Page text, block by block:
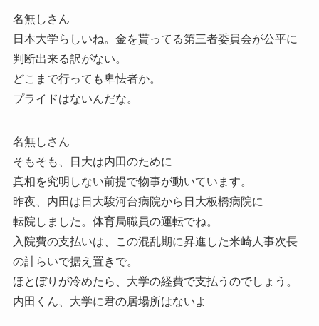
名無しさん
日本大学らしいね。金を貰ってる第三者委員会が公平に
判断出来る訳がない。
どこまで行っても卑怯者か。
プライドはないんだな。
名無しさん
そもそも、日大は内田のために
真相を究明しない前提で物事が動いています。
昨夜、内田は日大駿河台病院から日大板橋病院に
転院しました。体育局職員の運転でね。
入院費の支払いは、この混乱期に昇進した米崎人事次長
の計らいで据え置きで。
ほとぼりが冷めたら、大学の経費で支払うのでしょう。
内田くん、大学に君の居場所はないよ